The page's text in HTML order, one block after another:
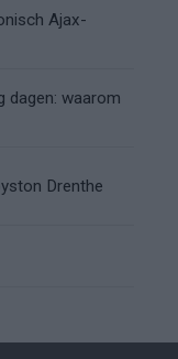
Ajax-
dagen: waarom
Drenthe